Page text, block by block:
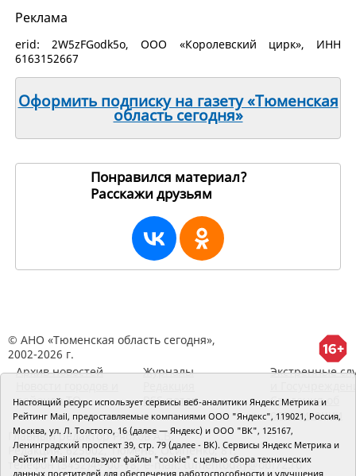
Реклама
erid: 2W5zFGodk5o, ООО «Королевский цирк», ИНН
6163152667
Оформить подписку на газету «Тюменская
область сегодня»
Понравился материал?
Расскажи друзьям
© АНО «Тюменская область сегодня»,
2002-2026 г.
Архив новостей
районов ТО
Журналы
RSS поток
Экстренные
Сведения об
организации
Главный редактор Рябков А.В.
Редакция: 625002, Тюмень, Осипенко, 81,
телефон (3452)49-00-18, e-mail: tumentoday@obl72.ru
Настоящий ресурс использует сервисы веб-аналитики Яндекс Метрика и
Рейтинг Mail, предоставляемые компаниями ООО "Яндекс", 119021, Россия,
Москва, ул. Л. Толстого, 16 (далее — Яндекс) и ООО "ВК", 125167,
Ленинградский проспект 39, стр. 79 (далее - ВК). Сервисы Яндекс Метрика и
Рейтинг Mail используют файлы "cookie" с целью сбора технических
данных посетителей для обеспечения работоспособности и улучшения